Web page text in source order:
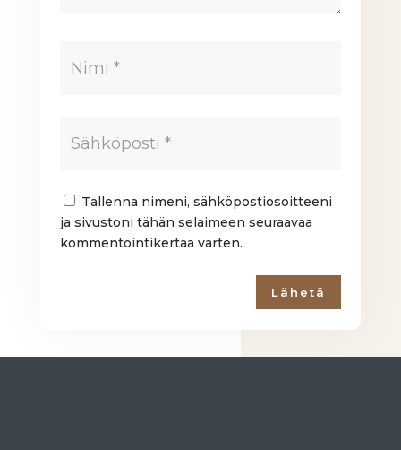
Tallenna nimeni, sähköpostiosoitteeni
ja sivustoni tähän selaimeen seuraavaa
kommentointikertaa varten.
Lähetä